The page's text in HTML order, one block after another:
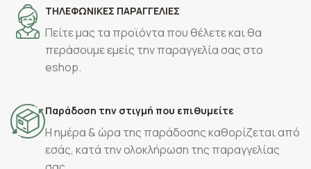
ΤΗΛΕΦΩΝΙΚΕΣ ΠΑΡΑΓΓΕΛΙΕΣ
Πείτε μας τα προϊόντα που θέλετε και θα
περάσουμε εμείς την παραγγελία σας στο
eshop.
Παράδοση την στιγμή που επιθυμείτε
Η ημέρα & ώρα της παράδοσης καθορίζεται από
εσάς, κατά την ολοκλήρωση της παραγγελίας